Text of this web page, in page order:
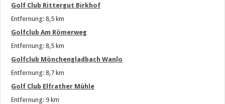
Golf Club Rittergut Birkhof
Entfernung: 8,5 km
Golfclub Am Römerweg
Entfernung: 8,5 km
Golfclub Mönchengladbach Wanlo
Entfernung: 8,7 km
Golf Club Elfrather Mühle
Entfernung: 9 km